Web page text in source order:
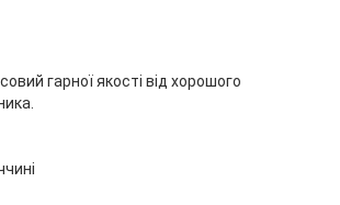
гарної якості від хорошого